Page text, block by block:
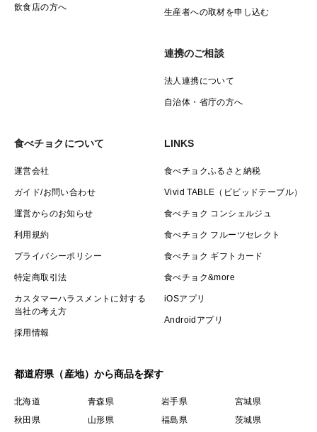
飲食店の方へ 生産者への取材を申し込む
連携のご相談
法人連携について
自治体・省庁の方へ
食べチョクについて
運営会社
ガイド/お問い合わせ
運営からのお知らせ
利用規約
プライバシーポリシー
特定商取引法
カスタマーハラスメントに対する
当社の考え方
採用情報
LINKS
食べチョクふるさと納税
Vivid TABLE（ビビッドテーブル）
食べチョク コンシェルジュ
食べチョク フルーツセレクト
食べチョク ギフトカード
食べチョク&more
iOSアプリ
Androidアプリ
都道府県（産地）から商品を探す
北海道 青森県 岩手県
宮城県
秋田県
山形県 福島県
茨城県